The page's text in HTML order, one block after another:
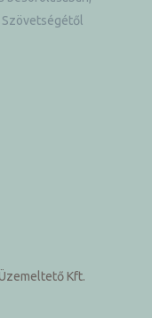
Kft.